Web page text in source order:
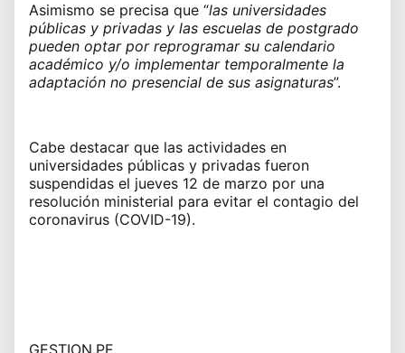
Asimismo se precisa que “las universidades
públicas y privadas y las escuelas de postgrado
pueden optar por reprogramar su calendario
académico y/o implementar temporalmente la
adaptación no presencial de sus asignaturas”.
Cabe destacar que las actividades en
universidades públicas y privadas fueron
suspendidas el jueves 12 de marzo por una
resolución ministerial para evitar el contagio del
coronavirus (COVID-19).
GESTION.PE